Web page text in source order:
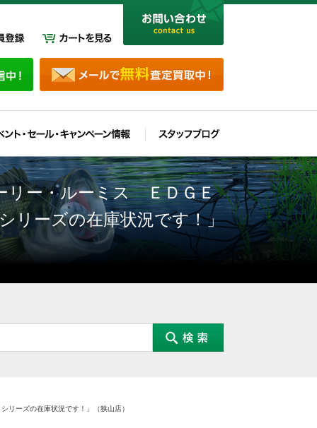
リー・ルーミス ＥＤＧＥ
ーズの在庫状況です！」
ーズの在庫状況です！」（狭山店）